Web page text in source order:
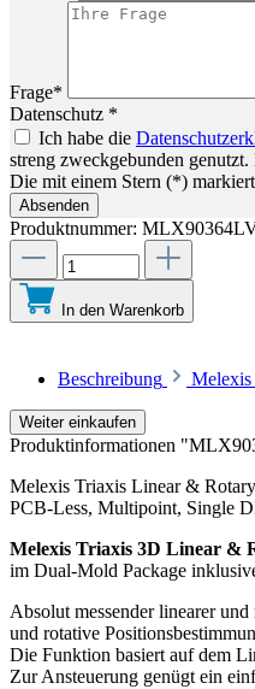
Frage*
Datenschutz *
Ich habe die
streng zweckgebunden
Die mit einem Stern (*)
Absenden
Produktnummer:
In den Warenkorb
Beschreibung
Weiter einkaufen
Produktinformationen
Melexis Triaxis Linear &
PCB-Less, Multipoint, Single
Melexis Triaxis 3D Linear &
im Dual-Mold Package
Absolut messender linearer
und rotative
Die Funktion basiert auf dem
Zur Ansteuerung genügt ein